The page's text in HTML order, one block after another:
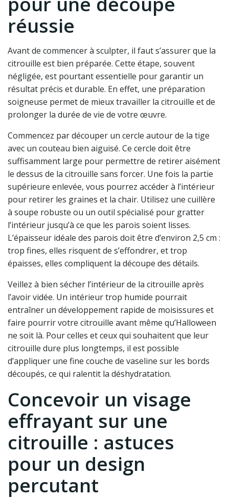
réussie
Avant de commencer à sculpter, il faut s’assurer que la
citrouille est bien préparée. Cette étape, souvent
négligée, est pourtant essentielle pour garantir un
résultat précis et durable. En effet, une préparation
soigneuse permet de mieux travailler la citrouille et de
prolonger la durée de vie de votre œuvre.
Commencez par découper un cercle autour de la tige
avec un couteau bien aiguisé. Ce cercle doit être
suffisamment large pour permettre de retirer aisément
le dessus de la citrouille sans forcer. Une fois la partie
supérieure enlevée, vous pourrez accéder à l’intérieur
pour retirer les graines et la chair. Utilisez une cuillère
à soupe robuste ou un outil spécialisé pour gratter
l’intérieur jusqu’à ce que les parois soient lisses.
L’épaisseur idéale des parois doit être d’environ 2,5 cm :
trop fines, elles risquent de s’effondrer, et trop
épaisses, elles compliquent la découpe des détails.
Veillez à bien sécher l’intérieur de la citrouille après
l’avoir vidée. Un intérieur trop humide pourrait
entraîner un développement rapide de moisissures et
faire pourrir votre citrouille avant même qu’Halloween
ne soit là. Pour celles et ceux qui souhaitent que leur
citrouille dure plus longtemps, il est possible
d’appliquer une fine couche de vaseline sur les bords
découpés, ce qui ralentit la déshydratation.
Concevoir un visage
effrayant sur une
citrouille : astuces
pour un design
percutant